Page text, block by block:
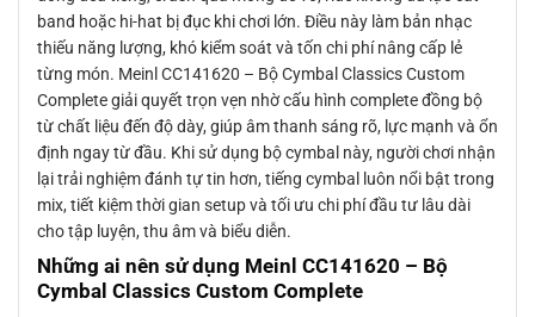
band hoặc hi-hat bị đục khi chơi lớn. Điều này làm bản nhạc
thiếu năng lượng, khó kiểm soát và tốn chi phí nâng cấp lẻ
từng món. Meinl CC141620 – Bộ Cymbal Classics Custom
Complete giải quyết trọn vẹn nhờ cấu hình complete đồng bộ
từ chất liệu đến độ dày, giúp âm thanh sáng rõ, lực mạnh và ổn
định ngay từ đầu. Khi sử dụng bộ cymbal này, người chơi nhận
lại trải nghiệm đánh tự tin hơn, tiếng cymbal luôn nổi bật trong
mix, tiết kiệm thời gian setup và tối ưu chi phí đầu tư lâu dài
cho tập luyện, thu âm và biểu diễn.
Những ai nên sử dụng Meinl CC141620 – Bộ
Cymbal Classics Custom Complete